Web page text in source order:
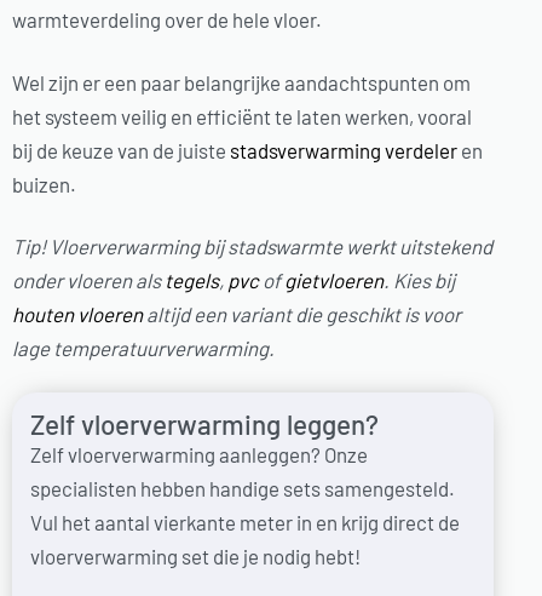
warmteverdeling over de hele vloer.
Wel zijn er een paar belangrijke aandachtspunten om
het systeem veilig en efficiënt te laten werken, vooral
bij de keuze van de juiste stadsverwarming verdeler en
buizen.
Tip! Vloerverwarming bij stadswarmte werkt uitstekend
onder vloeren als tegels, pvcofgietvloeren. Kies bij
houten vloerenaltijd een variant die geschikt is voor
lage temperatuurverwarming.
Zelf vloerverwarming leggen?
Zelf vloerverwarming aanleggen? Onze
specialisten hebben handige sets samengesteld.
Vul het aantal vierkante meter in en krijg direct de
vloerverwarming set die je nodig hebt!